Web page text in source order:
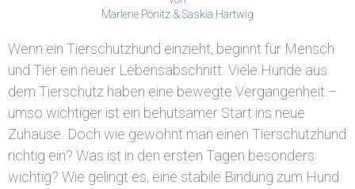
Marlene Pönitz & Saskia Hartwig
Wenn ein Tierschutzhund einzieht, beginnt für Mensch
und Tier ein neuer Lebensabschnitt. Viele Hunde aus
dem Tierschutz haben eine bewegte Vergangenheit –
umso wichtiger ist ein behutsamer Start ins neue
Zuhause. Doch wie gewöhnt man einen Tierschutzhund
richtig ein? Was ist in den ersten Tagen besonders
wichtig? Wie gelingt es, eine stabile Bindung zum Hund